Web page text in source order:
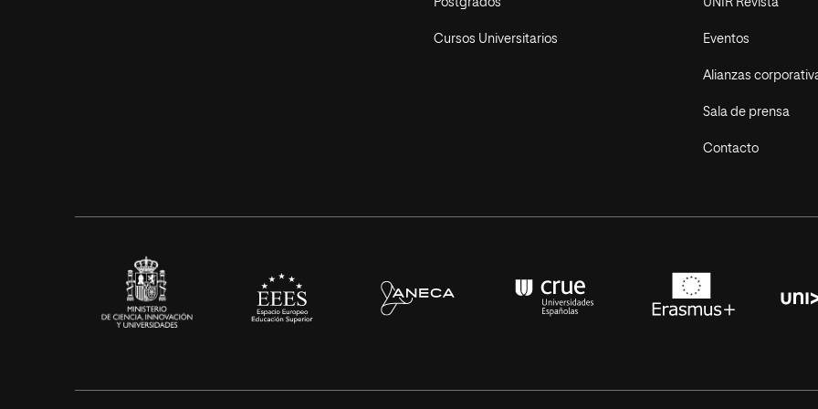
Postgrados
Cursos Universitarios
UNIR Revista
Eventos
Alianzas
Sala de prensa
Contacto